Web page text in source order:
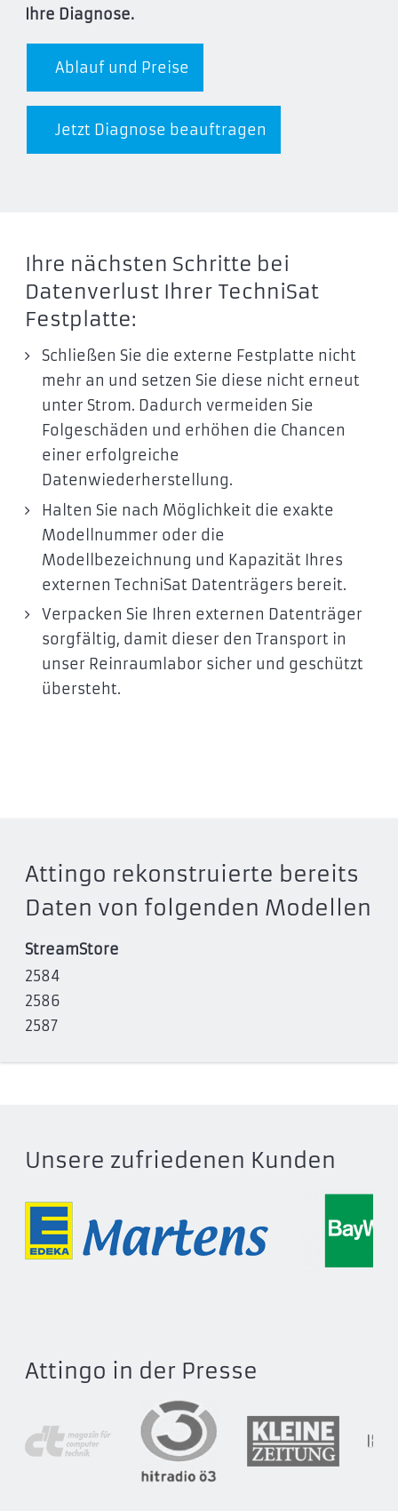
Ihre Diagnose.
Ablauf und Preise
Jetzt Diagnose beauftragen
Ihre nächsten Schritte bei
Datenverlust Ihrer TechniSat
Festplatte:
Schließen Sie die externe Festplatte nicht
mehr an und setzen Sie diese nicht erneut
unter Strom. Dadurch vermeiden Sie
Folgeschäden und erhöhen die Chancen
einer erfolgreiche
Datenwiederherstellung.
Halten Sie nach Möglichkeit die exakte
Modellnummer oder die
Modellbezeichnung und Kapazität Ihres
externen TechniSat Datenträgers bereit.
Verpacken Sie Ihren externen Datenträger
sorgfältig, damit dieser den Transport in
unser Reinraumlabor sicher und geschützt
übersteht.
Attingo rekonstruierte bereits
Daten von folgenden Modellen
StreamStore
2584
2586
2587
Unsere zufriedenen Kunden
Attingo in der Presse